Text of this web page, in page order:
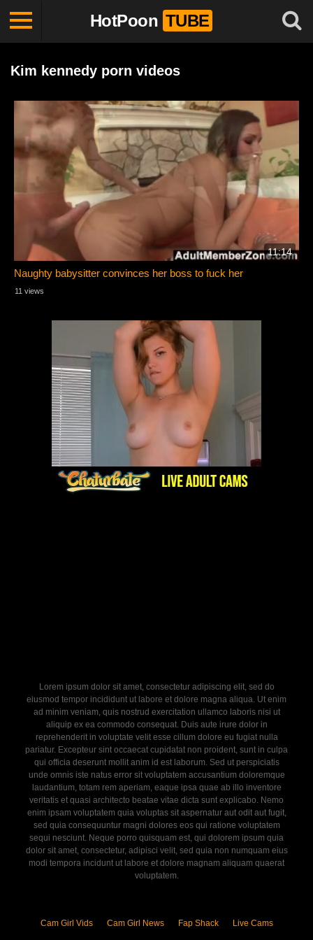
HotPoon TUBE
Kim kennedy porn videos
11:14
Naughty babysitter convinces her boss to fuck her
11 views
Lorem ipsum dolor sit amet, consectetur adipiscing elit, sed do
eiusmod tempor incididunt ut labore et dolore magna aliqua. Ut enim
ad minim veniam, quis nostrud exercitation ullamco laboris nisi ut
aliquip ex ea commodo consequat. Duis aute irure dolor in
reprehenderit in voluptate velit esse cillum dolore eu fugiat nulla
pariatur. Excepteur sint occaecat cupidatat non proident, sunt in culpa
qui officia deserunt mollit anim id est laborum. Sed ut perspiciatis
unde omnis iste natus error sit voluptatem accusantium doloremque
laudantium, totam rem aperiam, eaque ipsa quae ab illo inventore
veritatis et quasi architecto beatae vitae dicta sunt explicabo. Nemo
enim ipsam voluptatem quia voluptas sit aspernatur aut odit aut fugit,
sed quia consequuntur magni dolores eos qui ratione voluptatem
sequi nesciunt. Neque porro quisquam est, qui dolorem ipsum quia
dolor sit amet, consectetur, adipisci velit, sed quia non numquam eius
modi tempora incidunt ut labore et dolore magnam aliquam quaerat
voluptatem.
Cam Girl Vids Cam Girl News Fap Shack Live Cams